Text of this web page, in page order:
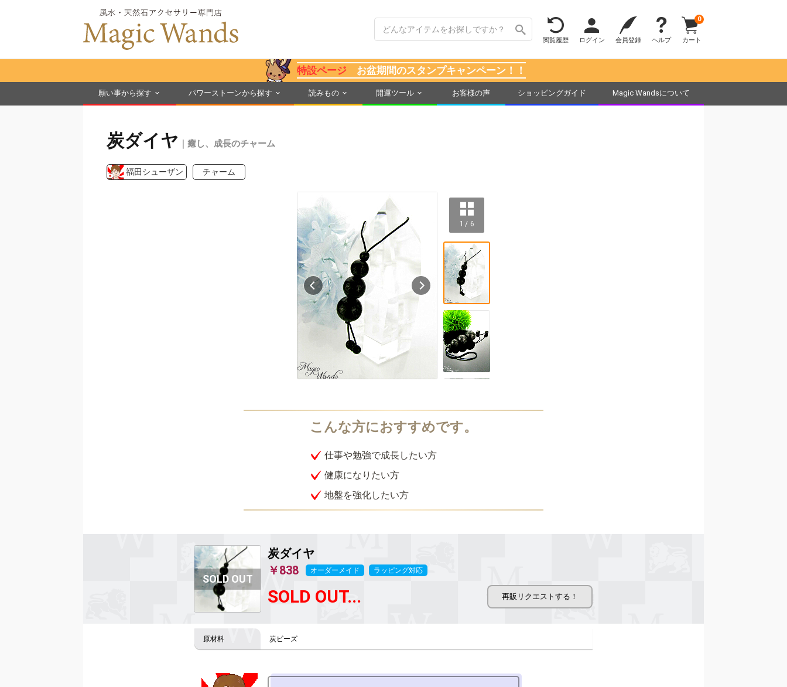
閲覧履歴 ログイン 会員登録 ヘルプ カート
0
特設ページ お盆期間のスタンプキャンペーン！！
願い事から探す パワーストーンから探す 読みもの 開運ツール お客様の声 ショッピングガイド Magic Wandsについて
炭ダイヤ ｜癒し、成長のチャーム
福田シューザン チャーム
1 / 6
仕事や勉強で成長したい方
健康になりたい方
地盤を強化したい方
炭ダイヤ
￥838
オーダーメイド ラッピング対応
SOLD OUT...
炭ビーズ